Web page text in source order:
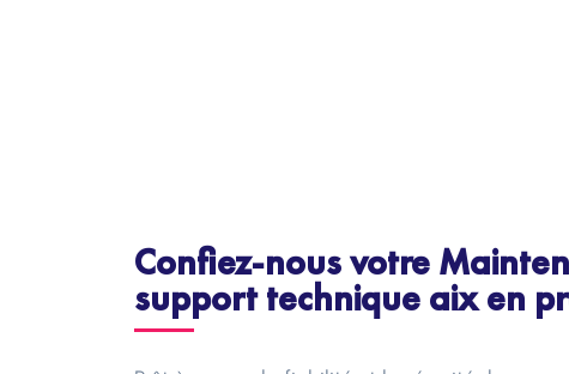
Confiez-nous votre
support technique aix en